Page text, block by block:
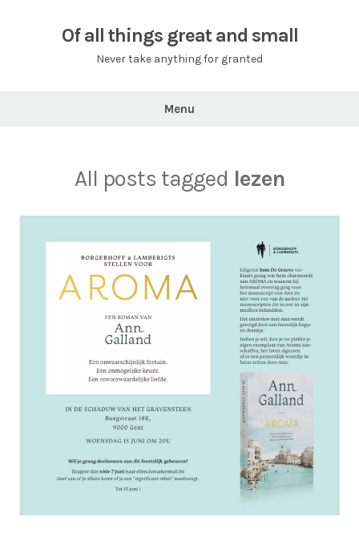
Of all things great and small
Never take anything for granted
Menu
All posts tagged lezen